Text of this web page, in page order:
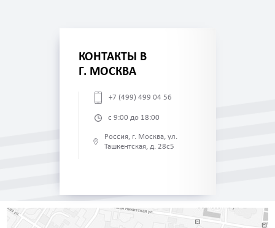
КОНТАКТЫ В
Г. МОСКВА
+7 (499) 499 04 56
с 9:00 до 18:00
Россия, г. Москва, ул.
Ташкентская, д. 28с5